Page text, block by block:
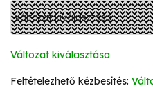
Változat kiválasztása